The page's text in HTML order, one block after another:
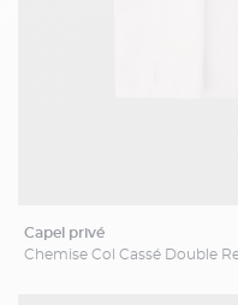
capel privé